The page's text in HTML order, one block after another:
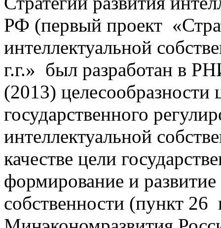
РФ (первый проект
интеллектуальной
г.г.» был разработан в
(2013) целесообразности
государственного
интеллектуальной
качестве цели
формирование и
собственности (пункт